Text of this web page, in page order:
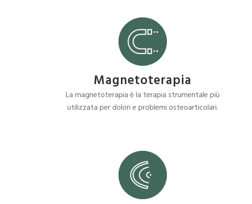
Magnetoterapia
La magnetoterapia è la terapia strumentale più
utilizzata per dolori e problemi osteoarticolari.